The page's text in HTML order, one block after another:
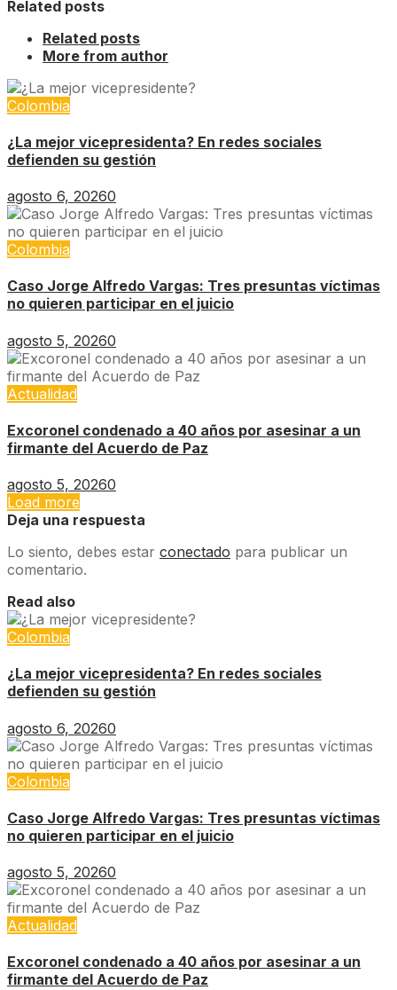
Related posts
Related posts
More from author
Colombia
¿La mejor vicepresidenta? En redes sociales
defienden su gestión
agosto 6, 20260
Colombia
Caso Jorge Alfredo Vargas: Tres presuntas víctimas
no quieren participar en el juicio
agosto 5, 20260
Actualidad
Excoronel condenado a 40 años por asesinar a un
firmante del Acuerdo de Paz
agosto 5, 20260
Load more
Deja una respuesta
Lo siento, debes estar conectado para publicar un
comentario.
Read also
Colombia
¿La mejor vicepresidenta? En redes sociales
defienden su gestión
agosto 6, 20260
Colombia
Caso Jorge Alfredo Vargas: Tres presuntas víctimas
no quieren participar en el juicio
agosto 5, 20260
Actualidad
Excoronel condenado a 40 años por asesinar a un
firmante del Acuerdo de Paz